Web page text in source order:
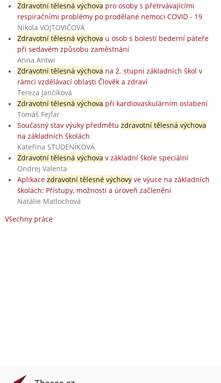
Zdravotní tělesná výchova pro osoby s přetrvávajícími
respiračními problémy po prodělané nemoci COVID - 19
Nikola VOJTOVIČOVÁ
Zdravotní tělesná výchova u osob s bolestí bederní páteře
při sedavém způsobu zaměstnání
Anna Antwi
Zdravotní tělesná výchova na 2. stupni základních škol v
rámci vzdělávací oblasti Člověk a zdraví
Tereza Jančíková
Zdravotní tělesná výchova při kardiovaskulárním oslabení
Tomáš Fejfar
Současný stav výuky předmětu zdravotní tělesná výchova
na základních školách
Kateřina STUDENÍKOVÁ
Zdravotní tělesná výchova v základní škole speciální
Ondrej Valenta
Aplikace zdravotní tělesné výchovyve výuce na základních
školách: Přístupy, možnosti a úroveň začlenění
Natálie Matlochová
Všechny práce